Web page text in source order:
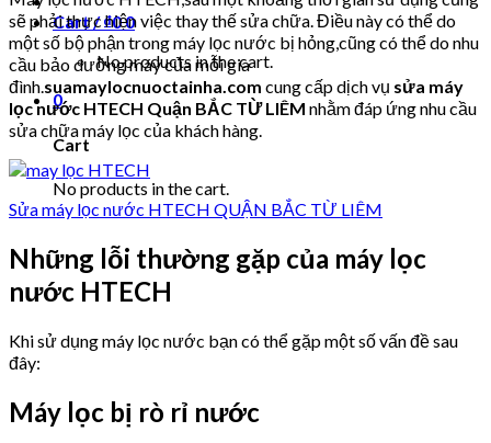
Cart /₫00
No products in the cart.
0
Cart
No products in the cart.
sẽ phải thực hiện việc thay thế sửa chữa. Điều này có thể do
một số bộ phận trong máy lọc nước bị hỏng,cũng có thể do nhu
cầu bảo dưỡng máy của mỗi gia
đình.suamaylocnuoctainha.com cung cấp dịch vụ sửa máy
lọc nước HTECH Quận BẮC TỪ LIÊM nhằm đáp ứng nhu cầu
sửa chữa máy lọc của khách hàng.
Sửa máy lọc nước HTECH QUẬN BẮC TỪ LIÊM
Những lỗi thường gặp của máy lọc
nước HTECH
Khi sử dụng máy lọc nước bạn có thể gặp một số vấn đề sau
đây:
Máy lọc bị rò rỉ nước